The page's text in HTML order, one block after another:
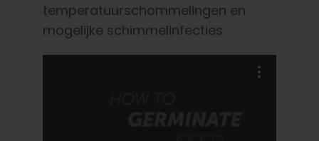
temperatuurschommelingen en
mogelijke schimmelinfecties.